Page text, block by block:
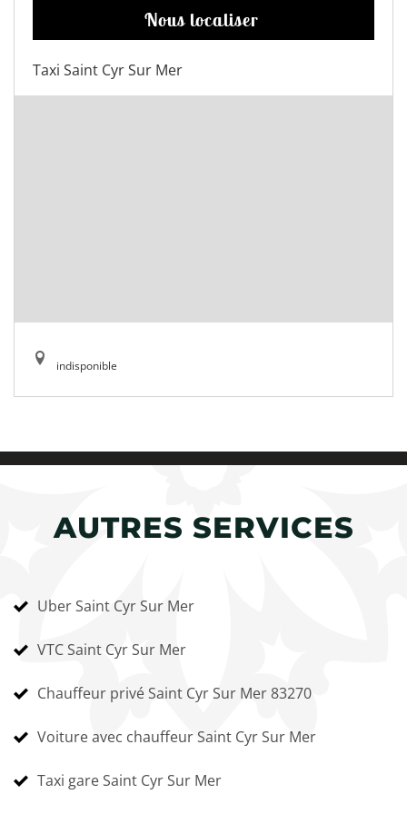
Nous localiser
Taxi Saint Cyr Sur Mer
indisponible
AUTRES SERVICES
Uber Saint Cyr Sur Mer
VTC Saint Cyr Sur Mer
Chauffeur privé Saint Cyr Sur Mer 83270
Voiture avec chauffeur Saint Cyr Sur Mer
Taxi gare Saint Cyr Sur Mer